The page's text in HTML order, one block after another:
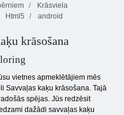
Krāsviela
Html5 android
krāsošana
vietnes apmeklētājiem mēs
Savvaļas kaķu krāsošana. Tajā
spējas. Jūs redzēsit
dažādi savvaļas kaķu